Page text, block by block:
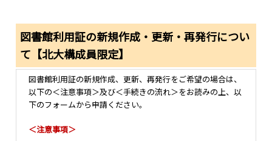
図書館利用証の新規作成・更新・再発行につい
て【北大構成員限定】
図書館利用証の新規作成、更新、再発行をご希望の場合は、
以下の＜注意事項＞及び＜手続きの流れ＞をお読みの上、以
下のフォームから申請ください。
＜注意事項＞